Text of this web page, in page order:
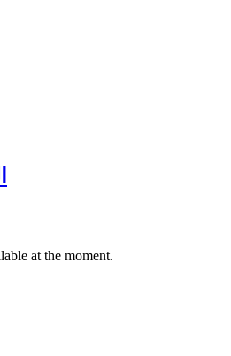
at the moment.